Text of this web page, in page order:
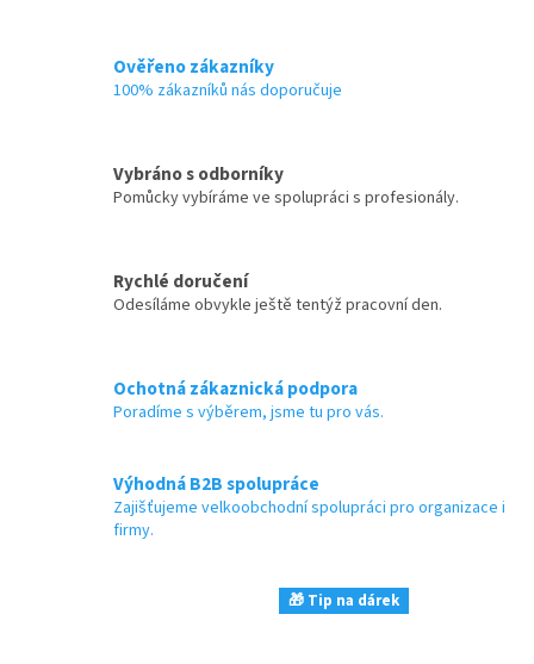
Ověřeno zákazníky
100% zákazníků nás doporučuje
Vybráno s odborníky
Pomůcky vybíráme ve spolupráci s profesionály.
Rychlé doručení
Odesíláme obvykle ještě tentýž pracovní den.
Ochotná zákaznická podpora
Poradíme s výběrem, jsme tu pro vás.
Výhodná B2B spolupráce
Zajišťujeme velkoobchodní spolupráci pro organizace i
firmy.
🎁 Tip na dárek